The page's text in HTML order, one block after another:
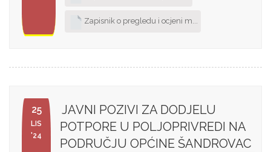
Zapisnik o pregledu i ocjeni m...
25
LIS
'24
JAVNI POZIVI ZA DODJELU
POTPORE U POLJOPRIVREDI NA
PODRUČJU OPĆINE ŠANDROVAC